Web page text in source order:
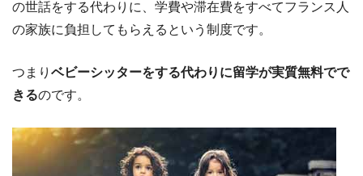
の世話をする代わりに、学費や滞在費をすべてフランス人
の家族に負担してもらえるという制度です。
つまり ベビーシッターをする代わりに留学が実質無料でで
きるのです。